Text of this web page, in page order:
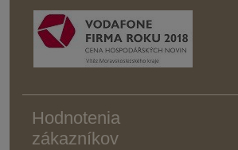
Hodnotenia
zákazníkov